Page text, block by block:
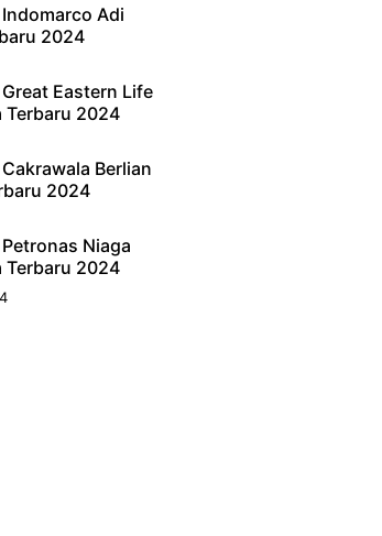
Adi
2024
Eastern Life
Terbaru 2024
Berlian
2024
Niaga
Terbaru 2024